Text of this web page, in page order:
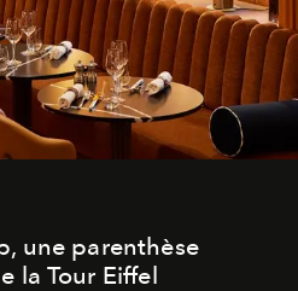
une parenthèse
la Tour Eiffel